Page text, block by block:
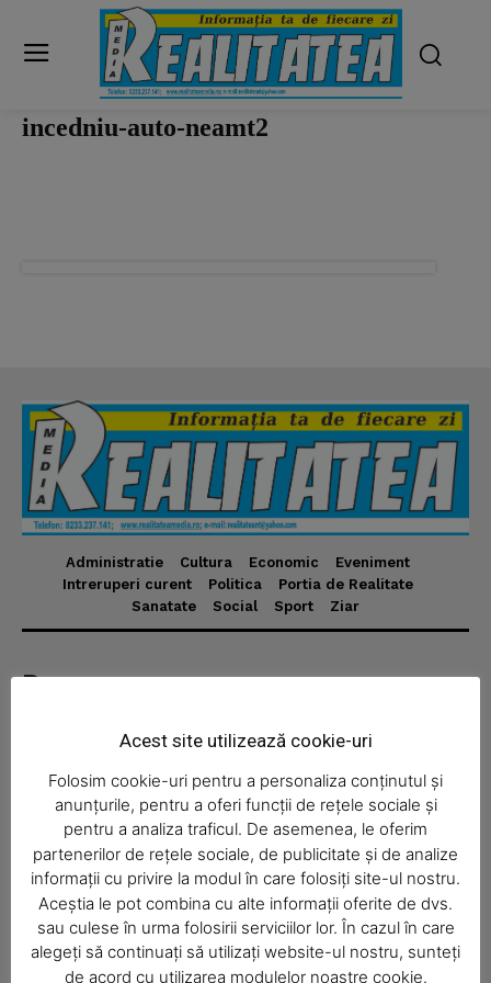
News Week
Magazine PRO
SUBSCRIBE NOW
incedniu-auto-neamt2
Administratie Cultura Economic
Eveniment
Intreruperi curent
Politica
Portia de Realitate
Sanatate
Social Sport Ziar
Despre
disponibil în format fizic și online. Știri actuale, informații
Economic
Acasă
Acest site utilizează cookie-uri
Folosim cookie-uri pentru a personaliza conținutul și
anunțurile, pentru a oferi funcții de rețele sociale și
pentru a analiza traficul. De asemenea, le oferim
partenerilor de rețele sociale, de publicitate și de analize
informații cu privire la modul în care folosiți site-ul nostru.
Aceștia le pot combina cu alte informații oferite de dvs.
sau culese în urma folosirii serviciilor lor. În cazul în care
alegeți să continuați să utilizați website-ul nostru, sunteți
de acord cu utilizarea modulelor noastre cookie.